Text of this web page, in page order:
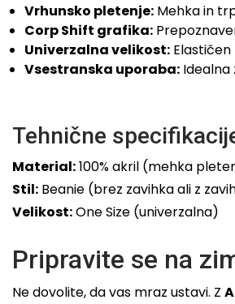
Vrhunsko pletenje: Mehka in
Corp Shift grafika:
Univerzalna velikost:
Vsestranska uporaba: Idealna
Tehnične
Material:100% akril (mehka
Stil: Beanie (brez zavihka ali z
Velikost:One Size (univerzalna)
Pripravite se na
Ne dovolite, da vas mraz ustavi. Z